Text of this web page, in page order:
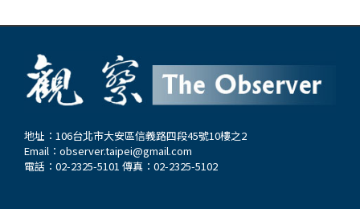
地址：106台北市大安區信義路四段45號10樓之2
Email： observer.taipei@gmail.com
電話：02-2325-5101 傳真：02-2325-5102